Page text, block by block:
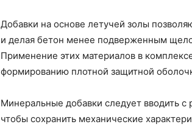
Добавки на основе летучей золы
и делая бетон менее подверженным
Применение этих материалов в
формированию плотной защитной
Минеральные добавки следует вводить
чтобы сохранить механические